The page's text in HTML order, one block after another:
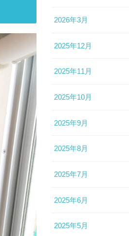
2026年3月
2025年12月
2025年11月
2025年10月
2025年9月
2025年8月
2025年7月
2025年6月
2025年5月